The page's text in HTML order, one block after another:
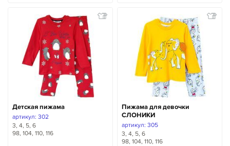
Детская пижама
артикул: 302
3, 4, 5, 6
98, 104, 110, 116
Пижама для девочки
СЛОНИКИ
артикул: 305
3, 4, 5, 6
98, 104, 110, 116